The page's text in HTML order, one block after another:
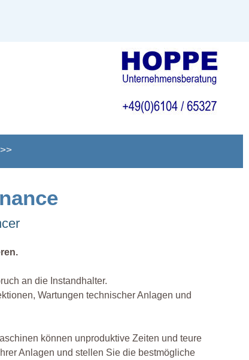
>>
an die Instandhalter.
Wartungen technischer Anlagen und
können unproduktive Zeiten und teure
Anlagen und stellen Sie die bestmögliche